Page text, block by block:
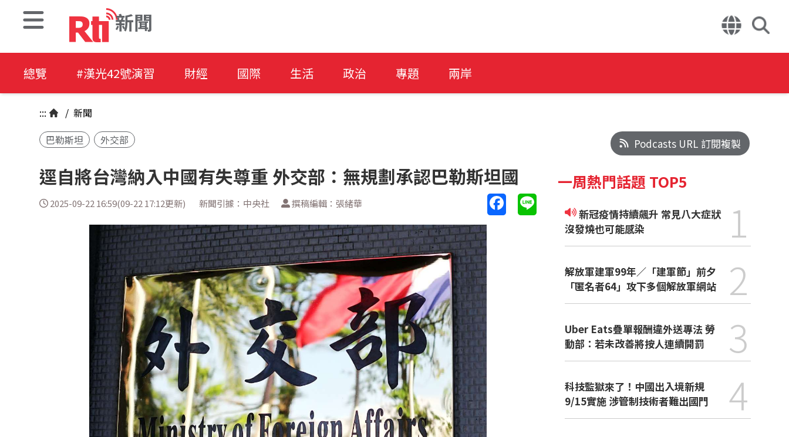
新聞
總覽 #漢光42號演習 財經 國際 生活 政治 專題 兩岸
::: / 新聞
巴勒斯坦
外交部
逕自將台灣納入中國有失尊重 外交部：無規劃承認巴勒斯坦國
2025-09-22 16:59(09-22 17:12更新) 新聞引據：中央社 撰稿編輯：張緒華
Podcasts URL 訂閱複製
一周熱門話題 TOP5
新冠疫情持續飆升 常見八大症狀
沒發燒也可能感染
1
解放軍建軍99年／「建軍節」前夕
「匿名者64」攻下多個解放軍網站
2
Uber Eats疊單報酬違外送專法 勞
動部：若未改善將按人連續開罰
3
科技監獄來了！中國出入境新規
9/15實施 涉管制技術者難出國門
4